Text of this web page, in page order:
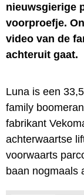
nieuwsgierige
voorproefje.
video van de
achteruit gaat.
Luna is een
family
fabrikant
achterwaartse
voorwaarts
baan nogmaals